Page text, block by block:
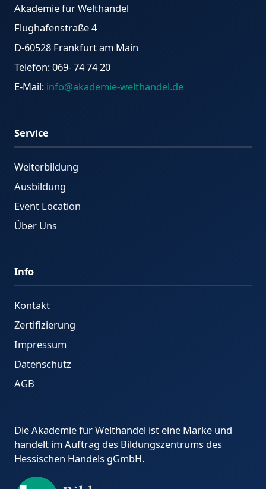
Akademie für Welthandel
Flughafenstraße 4
D-60528 Frankfurt am Main
Telefon: 069- 74 74 20
E-Mail: info@akademie-welthandel.de
Service
Weiterbildung
Ausbildung
Event Location
Über Uns
Info
Kontakt
Zertifizierung
Impressum
Datenschutz
AGB
Die Akademie für Welthandel ist eine Marke und
handelt im Auftrag des Bildungszentrums des
Hessischen Handels gGmbH.